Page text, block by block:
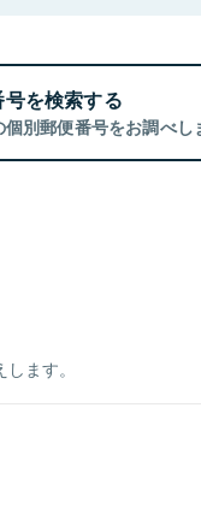
を検索する
別郵便番号をお調べし
ます。